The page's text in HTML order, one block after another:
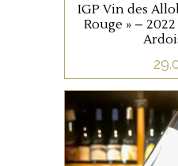
5 ans et
et de
IGP Vin des
Rouge » –
JURA/